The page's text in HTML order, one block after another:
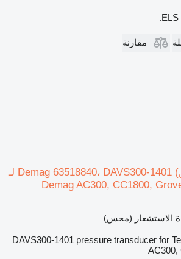
ELS
مقارنة
أداة الاستشعار (مجس) Demag 63518840، DAVS300-1401 لـ
الاستشعار (مجس)
63518840, DAVS300-1401 pressure transducer
AC300,